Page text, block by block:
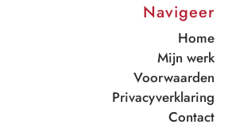
Navigeer
Home
Mijn werk
Voorwaarden
Privacyverklaring
Contact